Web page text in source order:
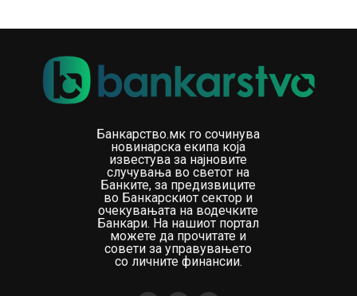
Банкарство.мк го сочинува
новинарска екипа која
известува за најновите
случувања во светот на
Банките, за предизвиците
во Банкарскиот сектор и
очекувањата на водечките
Банкари. На нашиот портал
можете да прочитате и
совети за управувањето
со личните финансии.